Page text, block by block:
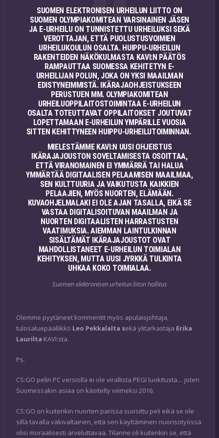
SUOMEN ELEKTRONISEN URHEILUN LIITTO ON
SUOMEN OLYMPIAKOMITEAN VARSINAINEN JÄSEN
JA E-URHEILU ON TUNNISTETTU URHEILUKSI SEKÄ
VEROTTAJAN, ETTÄ PUOLUSTUSVOIMIEN
URHEILUKOULUN OSALTA. HUIPPU-URHEILUN
RAKENTEIDEN NÄKÖKULMASTA KAVI:N PÄÄTÖS
RAMPAUTTAA SUOMESSA KEHITETYN E-
URHEILIJAN POLUN, JOKA ON YKSI MAAILMAN
EDISTYNEIMMISTÄ. IKÄRAJAOHJEISTUKSEEN
PERUSTUEN MM. OLYMPIAKOMITEAN
URHEILUOPPILAITOSTOIMINTAA E-URHEILUN
OSALTA TOTEUTTAVAT OPPILAITOKSET JOUTUVAT
LOPETTAMAAN E-URHEILUN YMPÄRILLE VUOSIA
SITTEN KEHITTYNEEN HUIPPU-URHEILUTOIMINNAN.
MIELESTÄMME KAVI:N UUSI OHJEISTUS
IKÄRAJAJOUSTON SOVELTAMISESTA OSOITTAA,
ETTÄ VIRANOMAINEN EI YMMÄRRÄ TAI HALUA
YMMÄRTÄÄ DIGITAALISEN PELAAMISEN MAAILMAA,
SEN KULTTUURIA JA VAIKUTUSTA KAIKKIEN
PELAAJIEN, MYÖS NUORTEN, ELÄMÄÄN.
KUVAOHJELMALAKI EI OLE AJAN TASALLA, EIKÄ SE
VASTAA DIGITALISOITUVAN MAAILMAN JA
NUORTEN DIGITAALISTEN HARRASTUSTEN
VAATIMUKSIA. AIEMMAN LAINTULKINNAN
SISÄLTÄMÄT IKÄRAJAJOUSTOT OVAT
MAHDOLLISTANEET E-URHEILUN TOIMIALAN
KEHITYKSEN, MUTTA UUSI JYRKKÄ TULKINTA
UHKAA KOKO TOIMIALAA.
Suomen elektronisen urheilun liiton hallitus
Olemme pyytäneet kommentit myös apulaisjohtaja,
tulosaluepäällikkö Leo Pekkalalta sekä ylitarkastaja Erika
Laurilta KAVI:sta.
Ps.
CS:GO pelin PC versiolla ei ole virallista PEGI luokitusta… joten
Suomessakin asiaa on käsitelty viiimeksi 2016:
CS:GO on kuitenkin nuorten parissa suosittu peli eikä se ole
sillä tavalla väkivaltainen, että sen käyttäminen nuorisotyössä
olisi moraalisesti arveluttavaa. Tilanne oli kuitenkin se, että